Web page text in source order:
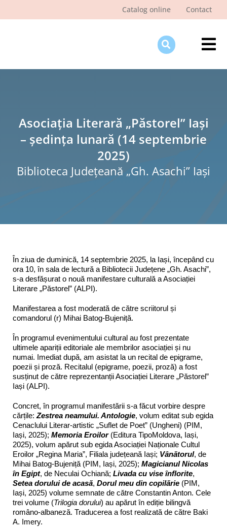
Catalog online Contact
Asociația Literară „Păstorel” Iași
– ședința lunară (14 septembrie
2025)
Biblioteca Judeţeană „Gh. Asachi” Iaşi
În ziua de duminică, 14 septembrie 2025, la Iași, începând cu
ora 10, în sala de lectură a Bibliotecii Județene „Gh. Asachi”,
s-a desfășurat o nouă manifestare culturală a Asociației
Literare „Păstorel” (ALPI).
Manifestarea a fost moderată de către scriitorul și
comandorul (r) Mihai Batog-Bujeniță.
În programul evenimentului cultural au fost prezentate
ultimele apariții editoriale ale membrilor asociației și nu
numai. Imediat după, am asistat la un recital de epigrame,
poezii și proză. Recitalul (epigrame, poezii, proză) a fost
susținut de către reprezentanții Asociației Literare „Păstorel”
Iași (ALPI).
Concret, în programul manifestării s-a făcut vorbire despre
cărțile: Zestrea neamului. Antologie, volum editat sub egida
Cenaclului Literar-artistic „Suflet de Poet” (Ungheni) (PIM,
Iași, 2025); Memoria Eroilor(Editura TipoMoldova, Iași,
2025), volum apărut sub egida Asociației Naționale Cultul
Eroilor „Regina Maria”, Filiala județeană Iași; Vânătorul, de
Mihai Batog-Bujeniță (PIM, Iași, 2025); Magicianul Nicolas
în Egipt, de Neculai Ochiană; Livada cu vise înflorite,
Setea dorului de acasă, Dorul meu din copilărie (PIM,
Iași, 2025) volume semnate de către Constantin Anton. Cele
trei volume (Trilogia dorului) au apărut în ediție bilingvă
româno-albaneză. Traducerea a fost realizată de către Baki
A. Imery.